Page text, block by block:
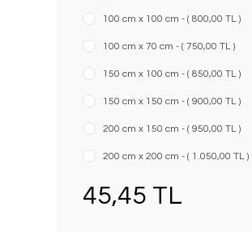
100 cm x 100 cm - ( 800,00 TL )
100 cm x 70 cm - ( 750,00 TL )
150 cm x 100 cm - ( 850,00 TL )
150 cm x 150 cm - ( 900,00 TL )
200 cm x 150 cm - ( 950,00 TL )
200 cm x 200 cm - ( 1.050,00 TL )
45,45 TL